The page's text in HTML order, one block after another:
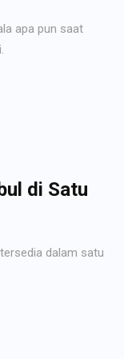
apa pun saat
di Satu
dalam satu